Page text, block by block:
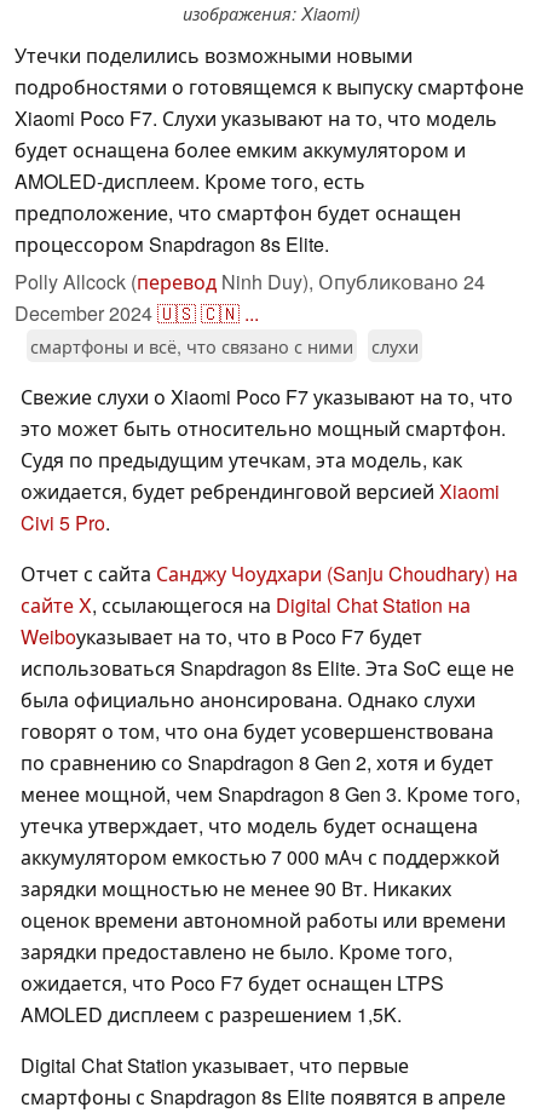
изображения: Xiaomi)
Утечки поделились возможными новыми
подробностями о готовящемся к выпуску смартфоне
Xiaomi Poco F7. Слухи указывают на то, что модель
будет оснащена более емким аккумулятором и
AMOLED-дисплеем. Кроме того, есть
предположение, что смартфон будет оснащен
процессором Snapdragon 8s Elite.
Polly Allcock (перевод Ninh Duy), Опубликовано 24
December 2024🇺🇸🇨🇳 ...
смартфоны и всё, что связано с ними слухи
Свежие слухи о Xiaomi Poco F7 указывают на то, что
это может быть относительно мощный смартфон.
Судя по предыдущим утечкам, эта модель, как
ожидается, будет ребрендинговой версией Xiaomi
Civi 5 Pro.
Отчет с сайта Санджу Чоудхари (Sanju Choudhary) на
сайте X, ссылающегося на Digital Chat Station на
Weiboуказывает на то, что в Poco F7 будет
использоваться Snapdragon 8s Elite. Эта SoC еще не
была официально анонсирована. Однако слухи
говорят о том, что она будет усовершенствована
по сравнению со Snapdragon 8 Gen 2, хотя и будет
менее мощной, чем Snapdragon 8 Gen 3. Кроме того,
утечка утверждает, что модель будет оснащена
аккумулятором емкостью 7 000 мАч с поддержкой
зарядки мощностью не менее 90 Вт. Никаких
оценок времени автономной работы или времени
зарядки предоставлено не было. Кроме того,
ожидается, что Poco F7 будет оснащен LTPS
AMOLED дисплеем с разрешением 1,5K.
Digital Chat Station указывает, что первые
смартфоны с Snapdragon 8s Elite появятся в апреле